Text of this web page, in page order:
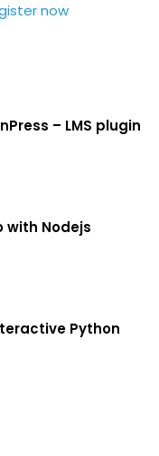
now
– LMS plugin
with Nodejs
Python